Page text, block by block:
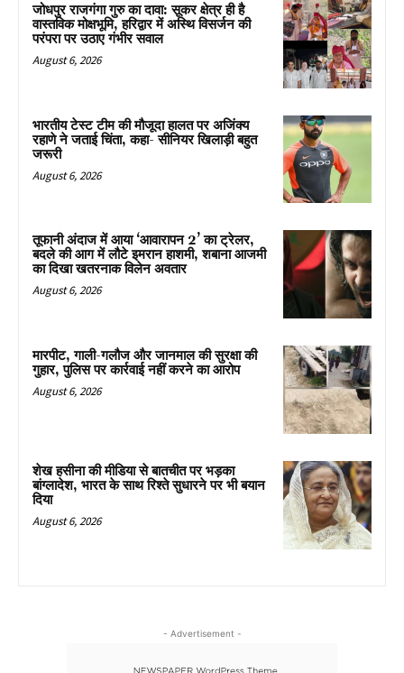
जोधपुर राजगंगा गुरु का दावा: सूकर क्षेत्र ही है
वास्तविक मोक्षभूमि, हरिद्वार में अस्थि विसर्जन की
परंपरा पर उठाए गंभीर सवाल
August 6, 2026
भारतीय टेस्ट टीम की मौजूदा हालत पर अजिंक्य
रहाणे ने जताई चिंता, कहा- सीनियर खिलाड़ी बहुत
जरूरी
August 6, 2026
तूफानी अंदाज में आया ‘आवारापन 2’ का ट्रेलर,
बदले की आग में लौटे इमरान हाशमी, शबाना आजमी
का दिखा खतरनाक विलेन अवतार
August 6, 2026
मारपीट, गाली-गलौज और जानमाल की सुरक्षा की
गुहार, पुलिस पर कार्रवाई नहीं करने का आरोप
August 6, 2026
शेख हसीना की मीडिया से बातचीत पर भड़का
बांग्लादेश, भारत के साथ रिश्ते सुधारने पर भी बयान
दिया
August 6, 2026
- Advertisement -